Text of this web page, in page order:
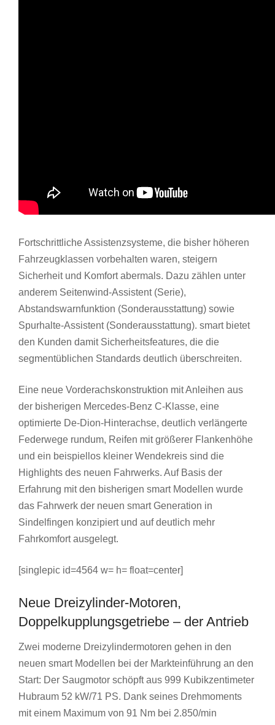
Fortschrittliche Assistenzsysteme, die bisher höheren
Fahrzeugklassen vorbehalten waren, steigern
Sicherheit und Komfort abermals. Dazu zählen unter
anderem Seitenwind-Assistent (Serie),
Abstandswarnfunktion (Sonderausstattung) sowie
Spurhalte-Assistent (Sonderausstattung). smart bietet
den Kunden damit Sicherheitsfeatures, die die
segmentüblichen Standards deutlich überschreiten.
Eine neue Vorderachskonstruktion mit Anleihen aus
der bisherigen Mercedes-Benz C-Klasse, eine
optimierte De-Dion-Hinterachse, deutlich verlängerte
Federwege rundum, Reifen mit größerer Flankenhöhe
und ein beispiellos kleiner Wendekreis sind die
Highlights des neuen Fahrwerks. Auf Basis der
Erfahrung mit den bisherigen smart Modellen wurde
das Fahrwerk der neuen smart Generation in
Sindelfingen konzipiert und auf deutlich mehr
Fahrkomfort ausgelegt.
[singlepic id=4564 w= h= float=center]
Neue Dreizylinder-Motoren,
Doppelkupplungsgetriebe – der Antrieb
Zwei moderne Dreizylindermotoren gehen in den
neuen smart Modellen bei der Markteinführung an den
Start: Der Saugmotor schöpft aus 999 Kubikzentimeter
Hubraum 52 kW/71 PS. Dank seines Drehmoments
mit einem Maximum von 91 Nm bei 2.850/min